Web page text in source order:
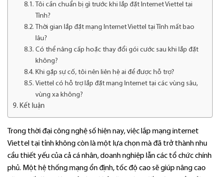
Tôi cần chuẩn bị gì trước khi lắp đặt Internet Viettel tại
Tỉnh?
Thời gian lắp đặt mạng Internet Viettel tại Tỉnh mất bao
lâu?
Có thể nâng cấp hoặc thay đổi gói cước sau khi lắp đặt
không?
Khi gặp sự cố, tôi nên liên hệ ai để được hỗ trợ?
Viettel có hỗ trợ lắp đặt mạng Internet tại các vùng sâu,
vùng xa không?
Kết luận
Trong thời đại công nghệ số hiện nay, việc lắp mạng internet
Viettel tại tỉnh không còn là một lựa chọn mà đã trở thành nhu
cầu thiết yếu của cả cá nhân, doanh nghiệp lẫn các tổ chức chính
phủ. Một hệ thống mạng ổn định, tốc độ cao sẽ giúp nâng cao